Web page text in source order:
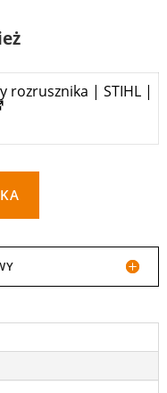
ZAPADKOWY
rozrusznika | STIHL |